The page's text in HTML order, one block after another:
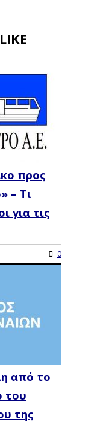
προς
– Τι
για τις
0
από το
του
της